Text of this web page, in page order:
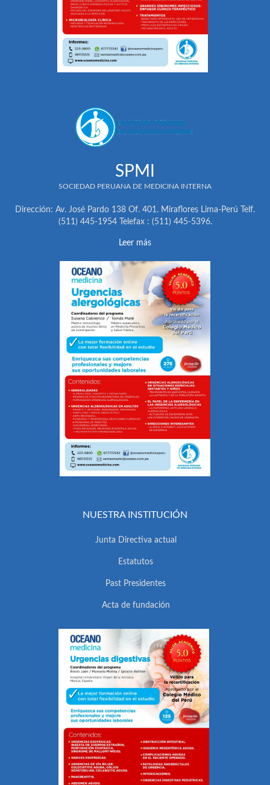
SPMI
SOCIEDAD PERUANA DE MEDICINA INTERNA
Dirección: Av. José Pardo 138 Of. 401. Miraflores Lima-Perú Telf.
(511) 445-1954 Telefax : (511) 445-5396.
Leer más
NUESTRA INSTITUCIÓN
Junta Directiva actual
Estatutos
Past Presidentes
Acta de fundación